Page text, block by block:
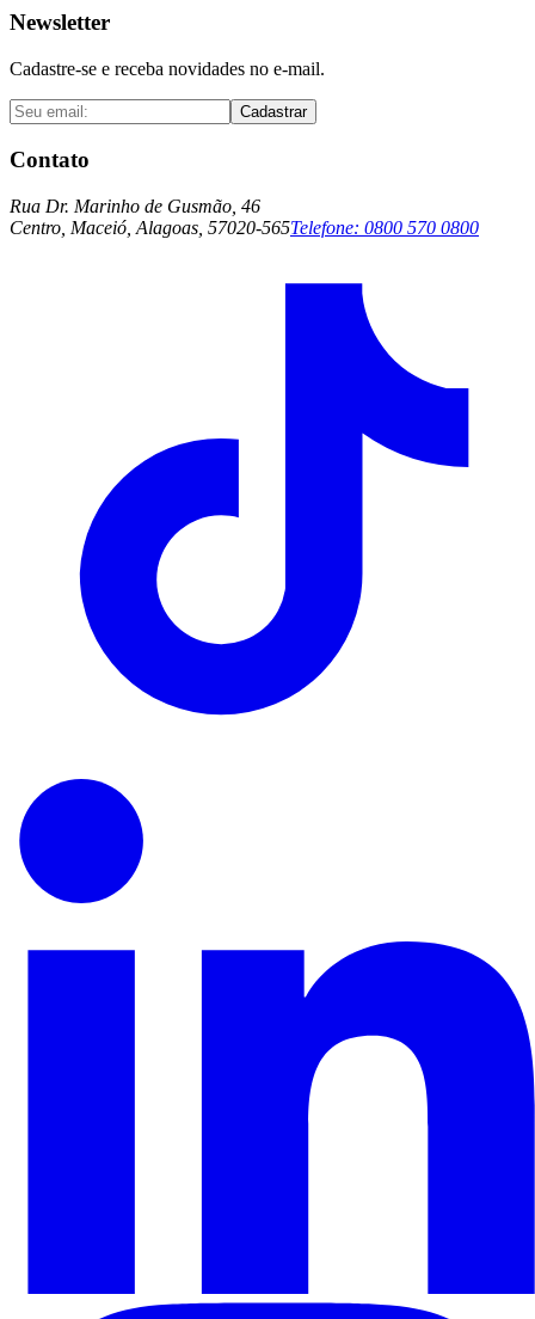
Newsletter
Cadastre-se e receba novidades no e-mail.
Cadastrar
Contato
Rua Dr. Marinho de Gusmão, 46
Centro, Maceió, Alagoas, 57020-565Telefone: 0800 570 0800